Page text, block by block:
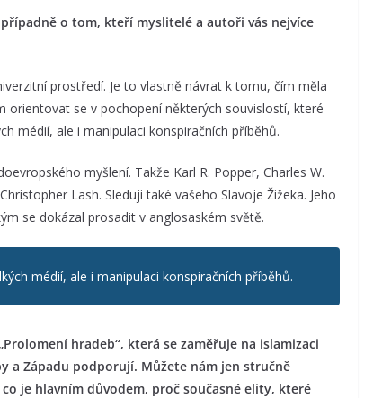
o tom, kteří myslitelé a autoři vás nejvíce
prostředí. Je to vlastně návrat k tomu, čím měla
se v pochopení některých souvislostí, které
médií, ale i manipulaci konspiračních příběhů.
myšlení. Takže Karl R. Popper, Charles W.
Lash. Sleduji také vašeho Slavoje Žižeka. Jeho
se dokázal prosadit v anglosaském světě.
médií, ale i manipulaci konspiračních příběhů.
hradeb“, která se zaměřuje na islamizaci
a Západu podporují. Můžete nám jen stručně
je hlavním důvodem, proč současné elity, které